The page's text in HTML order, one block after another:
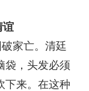
谊
家亡。清廷
袋，头发必须
下来。在这种